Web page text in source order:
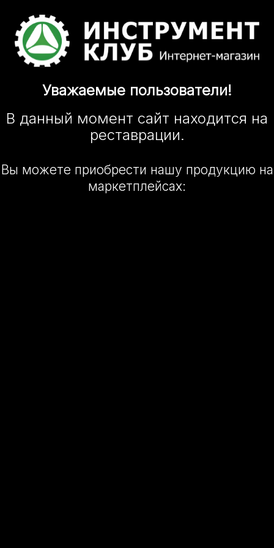
Уважаемые пользователи!
В данный момент сайт находится на
реставрации.
Вы можете приобрести нашу продукцию на
маркетплейсах: